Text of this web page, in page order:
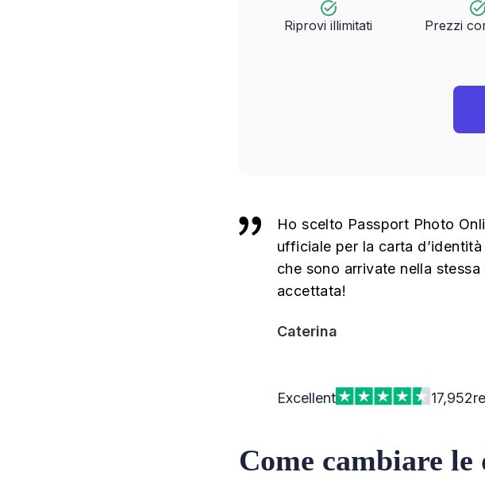
Riprovi illimitati Prezzi
Ho scelto Passport Photo
ufficiale per la carta
che sono arrivate nella
accettata!
Caterina
Excellent 17,952
Come cambiare